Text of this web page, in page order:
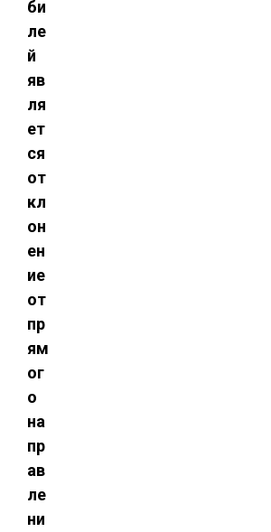
би
ле
й
яв
ля
ет
ся
от
кл
он
ен
ие
от
пр
ям
ог
о
на
пр
ав
ле
ни